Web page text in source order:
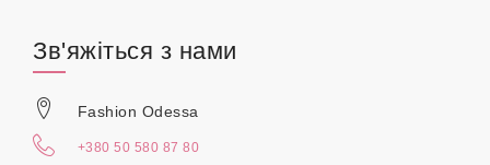
Зв'яжіться з нами
Fashion Odessa
+380 50 580 87 80